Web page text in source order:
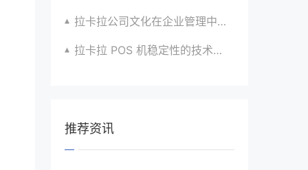
拉卡拉公司文化在企业管理中的作用
拉卡拉 POS 机稳定性的技术创新与应用实践
推荐资讯